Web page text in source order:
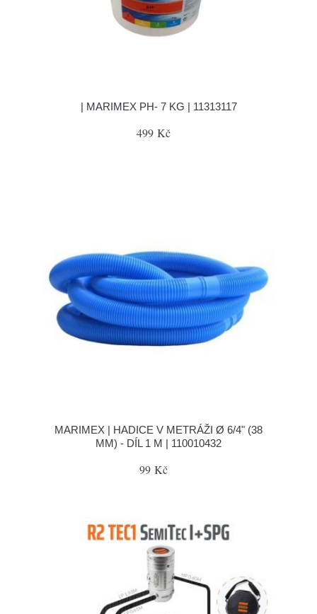
| MARIMEX PH- 7 KG | 11313117
499 Kč
MARIMEX | HADICE V METRÁŽI Ø 6/4" (38
MM) - DÍL 1 M | 110010432
99 Kč